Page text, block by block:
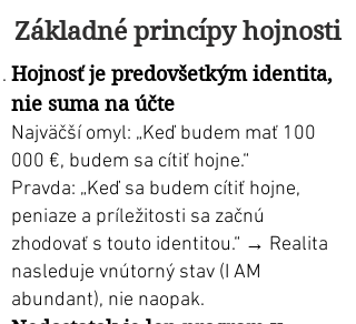
Základné princípy hojnosti
Hojnosť je predovšetkým identita,
nie suma na účte
Najväčší omyl: „Keď budem mať 100
000 €, budem sa cítiť hojne.“
Pravda: „Keď sa budem cítiť hojne,
peniaze a príležitosti sa začnú
zhodovať s touto identitou.“ → Realita
nasleduje vnútorný stav (I AM
abundant), nie naopak.